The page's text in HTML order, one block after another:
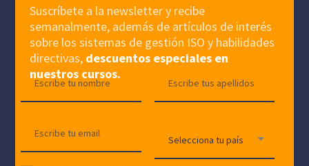
Suscríbete a la newsletter y recibe
semanalmente, además de artículos de interés
sobre los sistemas de gestión ISO y habilidades
directivas, descuentos especiales en
nuestros cursos.